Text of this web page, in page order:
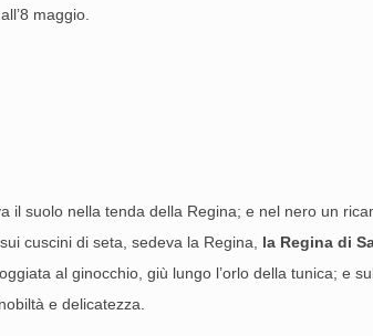
maggio.
il suolo nella tenda della Regina; e nel nero un
cuscini di seta, sedeva la Regina, la Regina di
al ginocchio, giù lungo l’orlo della tunica; e
e delicatezza.